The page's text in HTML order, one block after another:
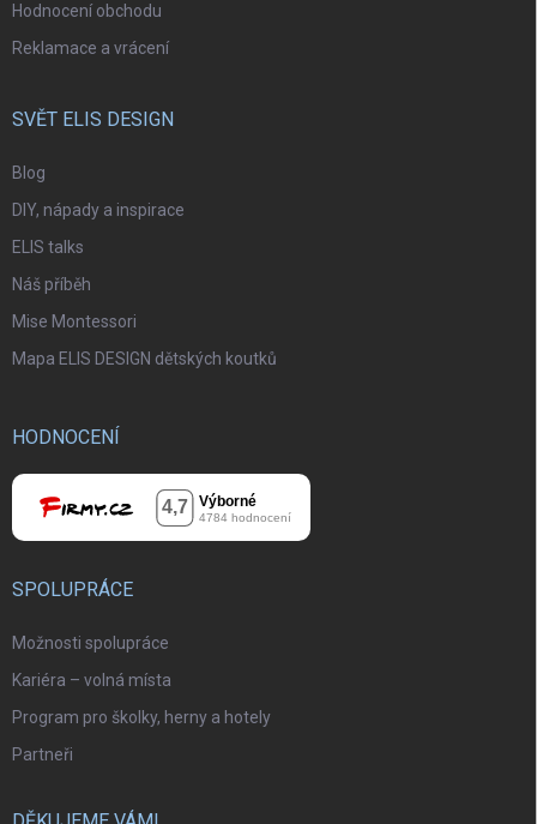
Hodnocení obchodu
Reklamace a vrácení
SVĚT ELIS DESIGN
Blog
DIY, nápady a inspirace
ELIS talks
Náš příběh
Mise Montessori
Mapa ELIS DESIGN dětských koutků
HODNOCENÍ
SPOLUPRÁCE
Možnosti spolupráce
Kariéra – volná místa
Program pro školky, herny a hotely
Partneři